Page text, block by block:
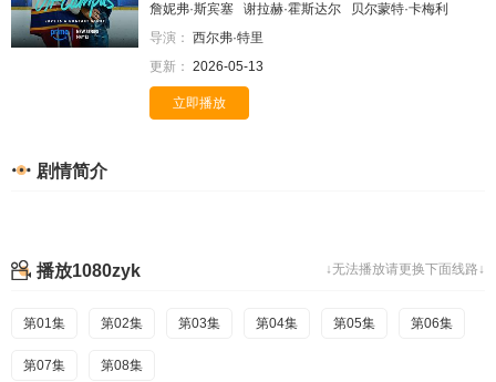
詹妮弗·斯宾塞
谢拉赫·霍斯达尔
贝尔蒙特·卡梅利
导演： 西尔弗·特里
更新： 2026-05-13
立即播放
剧情简介
↓无法播放请更换下面线路↓
播放1080zyk
第01集 第02集 第03集 第04集 第05集 第06集
第07集 第08集